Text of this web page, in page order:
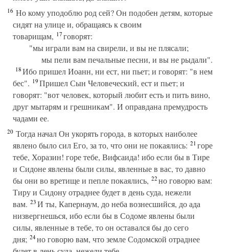
16 Но кому уподоблю род сей? Он подобен детям, которые
сидят на улице и, обращаясь к своим
товарищам, 17говорят:
"мы играли вам на свирели, и вы не плясали;
мы пели вам печальные песни, и вы не рыдали".
18Ибо пришел Иоанн, ни ест, ни пьет; и говорят: "в нем
бес". 19Пришел Сын Человеческий, ест и пьет; и
говорят: "вот человек, который любит есть и пить вино,
друг мытарям и грешникам". И оправдана премудрость
чадами ее.
20 Тогда начал Он укорять города, в которых наиболее
явлено было сил Его, за то, что они не покаялись: 21горе
тебе, Хоразин! горе тебе, Вифсаида! ибо если бы в Тире
и Сидоне явлены были силы, явленные в вас, то давно
бы они во вретище и пепле покаялись, 22но говорю вам:
Тиру и Сидону отраднее будет в день суда, нежели
вам. 23И ты, Капернаум, до неба вознесшийся, до ада
низвергнешься, ибо если бы в Содоме явлены были
силы, явленные в тебе, то он оставался бы до сего
дня; 24но говорю вам, что земле Содомской отраднее